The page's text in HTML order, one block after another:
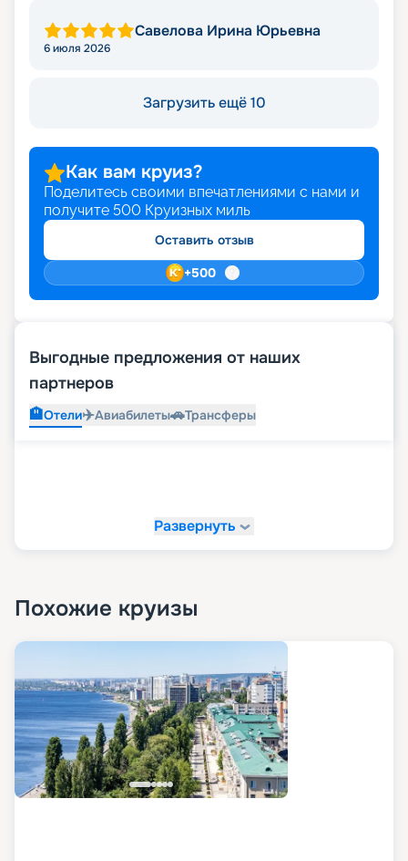
Савелова Ирина Юрьевна
6 июля 2026
Загрузить ещё 10
Как вам круиз?
Поделитесь своими впечатлениями с нами и
получите 500 Круизных миль
Оставить отзыв
+500
Выгодные предложения от наших
партнеров
🏨Отели✈️Авиабилеты🚗Трансферы
Развернуть
Похожие круизы